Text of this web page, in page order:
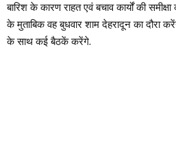
बारिश के कारण राहत एवं बचाव कार्यों की
के मुताबिक वह बुधवार शाम देहरादून का दौरा
के साथ कई बैठकें करेंगे.